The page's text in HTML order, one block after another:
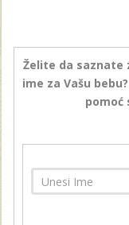
Želite da saznate
ime za Vašu
pomoć